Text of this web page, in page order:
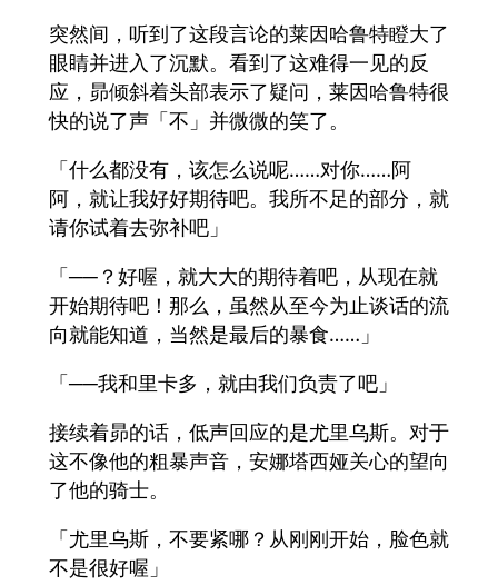
突然间，听到了这段言论的莱因哈鲁特瞪大了
眼睛并进入了沉默。看到了这难得一见的反
应，昴倾斜着头部表示了疑问，莱因哈鲁特很
快的说了声「不」并微微的笑了。
「什么都没有，该怎么说呢……对你……阿
阿，就让我好好期待吧。我所不足的部分，就
请你试着去弥补吧」
「──？好喔，就大大的期待着吧，从现在就
开始期待吧！那么，虽然从至今为止谈话的流
向就能知道，当然是最后的暴食……」
「──我和里卡多，就由我们负责了吧」
接续着昴的话，低声回应的是尤里乌斯。对于
这不像他的粗暴声音，安娜塔西娅关心的望向
了他的骑士。
「尤里乌斯，不要紧哪？从刚刚开始，脸色就
不是很好喔」